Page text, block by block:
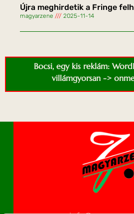
Újra meghirdetik a Fringe
magyarzene 2025-11-14
Bocsi, egy kis reklám:
villámgyorsan ->